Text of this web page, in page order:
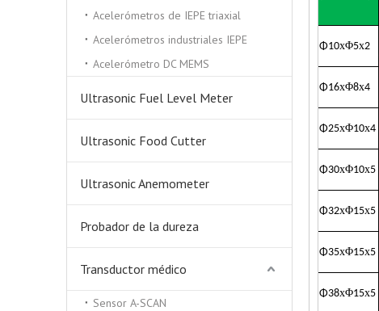
Acelerómetros de IEPE triaxial
Acelerómetros industriales IEPE
Acelerómetro DC MEMS
Ultrasonic Fuel Level Meter
Ultrasonic Food Cutter
Ultrasonic Anemometer
Probador de la dureza
Transductor médico
Sensor A-SCAN
Φ10xΦ5x2
Φ16xΦ8x4
Φ25xΦ10x4
Φ30xΦ10x5
Φ32xΦ15x5
Φ35xΦ15x5
Φ38xΦ15x5